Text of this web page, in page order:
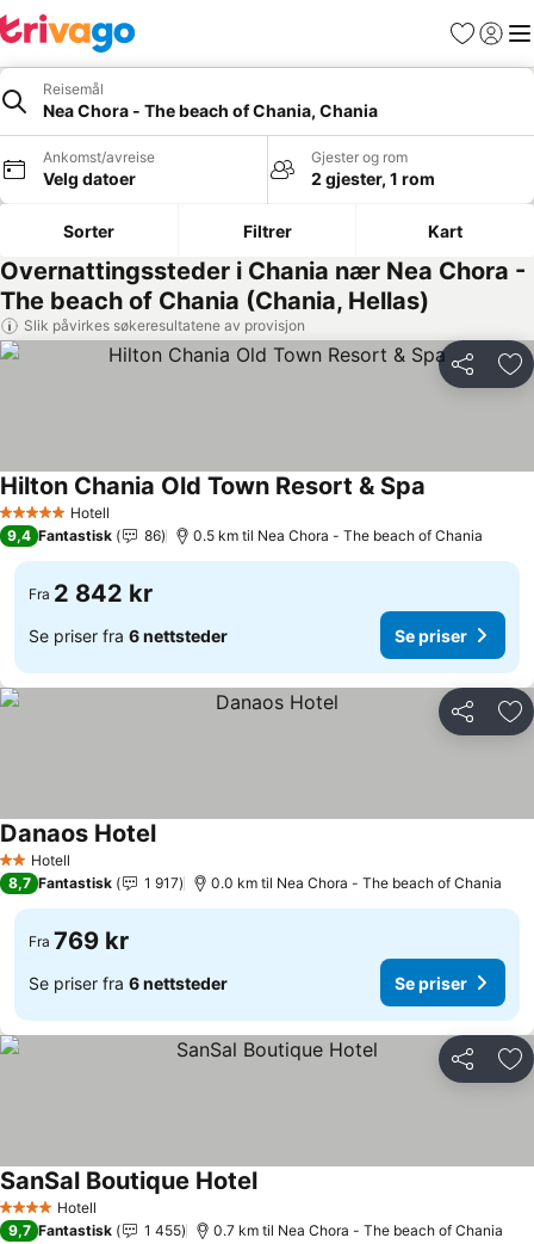
Favoritter
Logg
Reisemål
Nea Chora - The beach of Chania, Chania
Ankomst/avreise
Velg datoer
Gjester og rom
2 gjester, 1 rom
Sorter Filtrer Kart
Overnattingssteder i Chania nær Nea Chora -
The beach of Chania (Chania, Hellas)
Slik påvirkes søkeresultatene av provisjon
Del
5 Stjerner Hotell
Hilton Chania Old Town Resort & Spa
9,4 Fantastisk 86 0.5 km til Nea Chora - The beach of Chania
Fra 2 842 kr
Se priser fra 6 nettsteder Se priser
Del
2 Stjerner
Hotell
Danaos HotelSe priser
8,7 Fantastisk 1 917 0.0 km til Nea Chora - The beach of Chania
Fra 769 kr
Se priser fra 6 nettsteder Se priser
Del
4 StjernerHotell
SanSal Boutique HotelSe priser
9,7 Fantastisk 1 455 0.7 km til Nea Chora - The beach of Chania